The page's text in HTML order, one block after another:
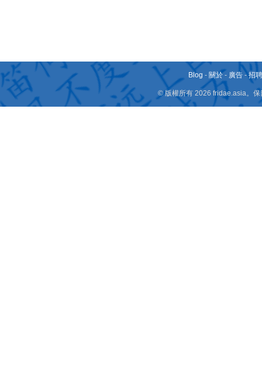
Blog - 關於 - 廣告 -招
© 版權所有 2026 fridae.asia。